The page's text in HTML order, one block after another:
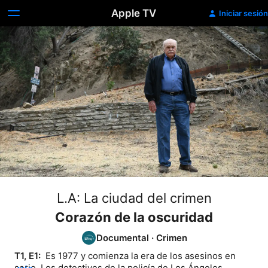
Apple TV Iniciar sesión
L.A: La ciudad del crimen
Corazón de la oscuridad
Documental · Crimen
T1, E1: Es 1977 y comienza la era de los asesinos en